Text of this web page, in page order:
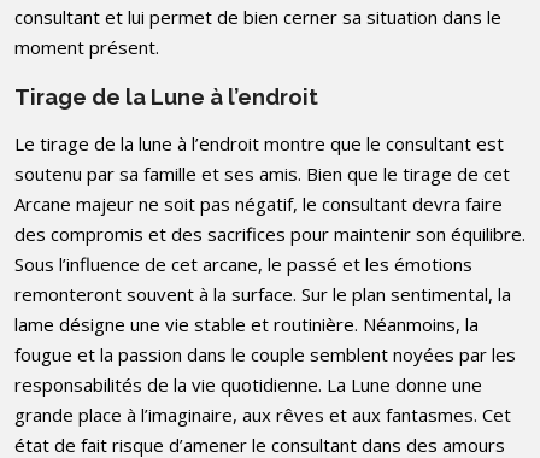
consultant et lui permet de bien cerner sa situation dans le
moment présent.
Tirage de la Lune à l’endroit
Le tirage de la lune à l’endroit montre que le consultant est
soutenu par sa famille et ses amis. Bien que le tirage de cet
Arcane majeur ne soit pas négatif, le consultant devra faire
des compromis et des sacrifices pour maintenir son équilibre.
Sous l’influence de cet arcane, le passé et les émotions
remonteront souvent à la surface. Sur le plan sentimental, la
lame désigne une vie stable et routinière. Néanmoins, la
fougue et la passion dans le couple semblent noyées par les
responsabilités de la vie quotidienne. La Lune donne une
grande place à l’imaginaire, aux rêves et aux fantasmes. Cet
état de fait risque d’amener le consultant dans des amours